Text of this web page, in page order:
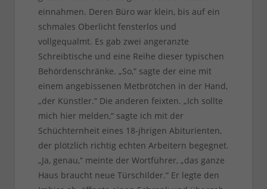
einnahmen. Deren Büro war klein, bis auf ein
schmales Oberlicht fensterlos und
vollgequalmt. Es gab zwei angeranzte
Schreibtische und eine Reihe dieser typischen
Behördenschränke. „So,“ sagte der eine mit
einem angebissenen Metbrötchen in der Hand,
„der Künstler.“ Die anderen feixten. „Ich sollte
mich hier melden,“ sagte ich mit der
Schüchternheit eines 18-jhrigen Abiturienten,
der plötzlich richtig echten Arbeitern begegnet.
„Ja, genau,“ meinte der Wortführer, „das ganze
Haus braucht neue Türschilder.“ Er legte den